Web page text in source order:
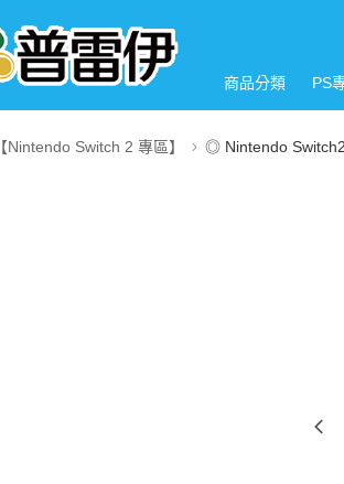
商品分類 PS
【Nintendo Switch 2 專區】 ◎ Nintendo